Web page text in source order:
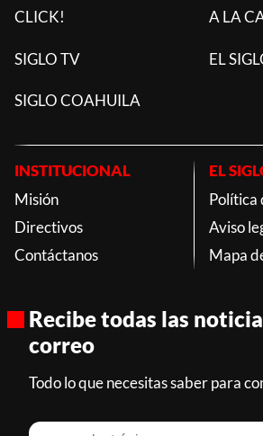
CLICK!
A LA
SIGLO TV EL
SIGLO COAHUILA
INSTITUCIONAL
Misión
Directivos
Contáctanos
EL
Política
Aviso
Mapa
Recibe todas las
correo
Todo lo que necesitas saber para